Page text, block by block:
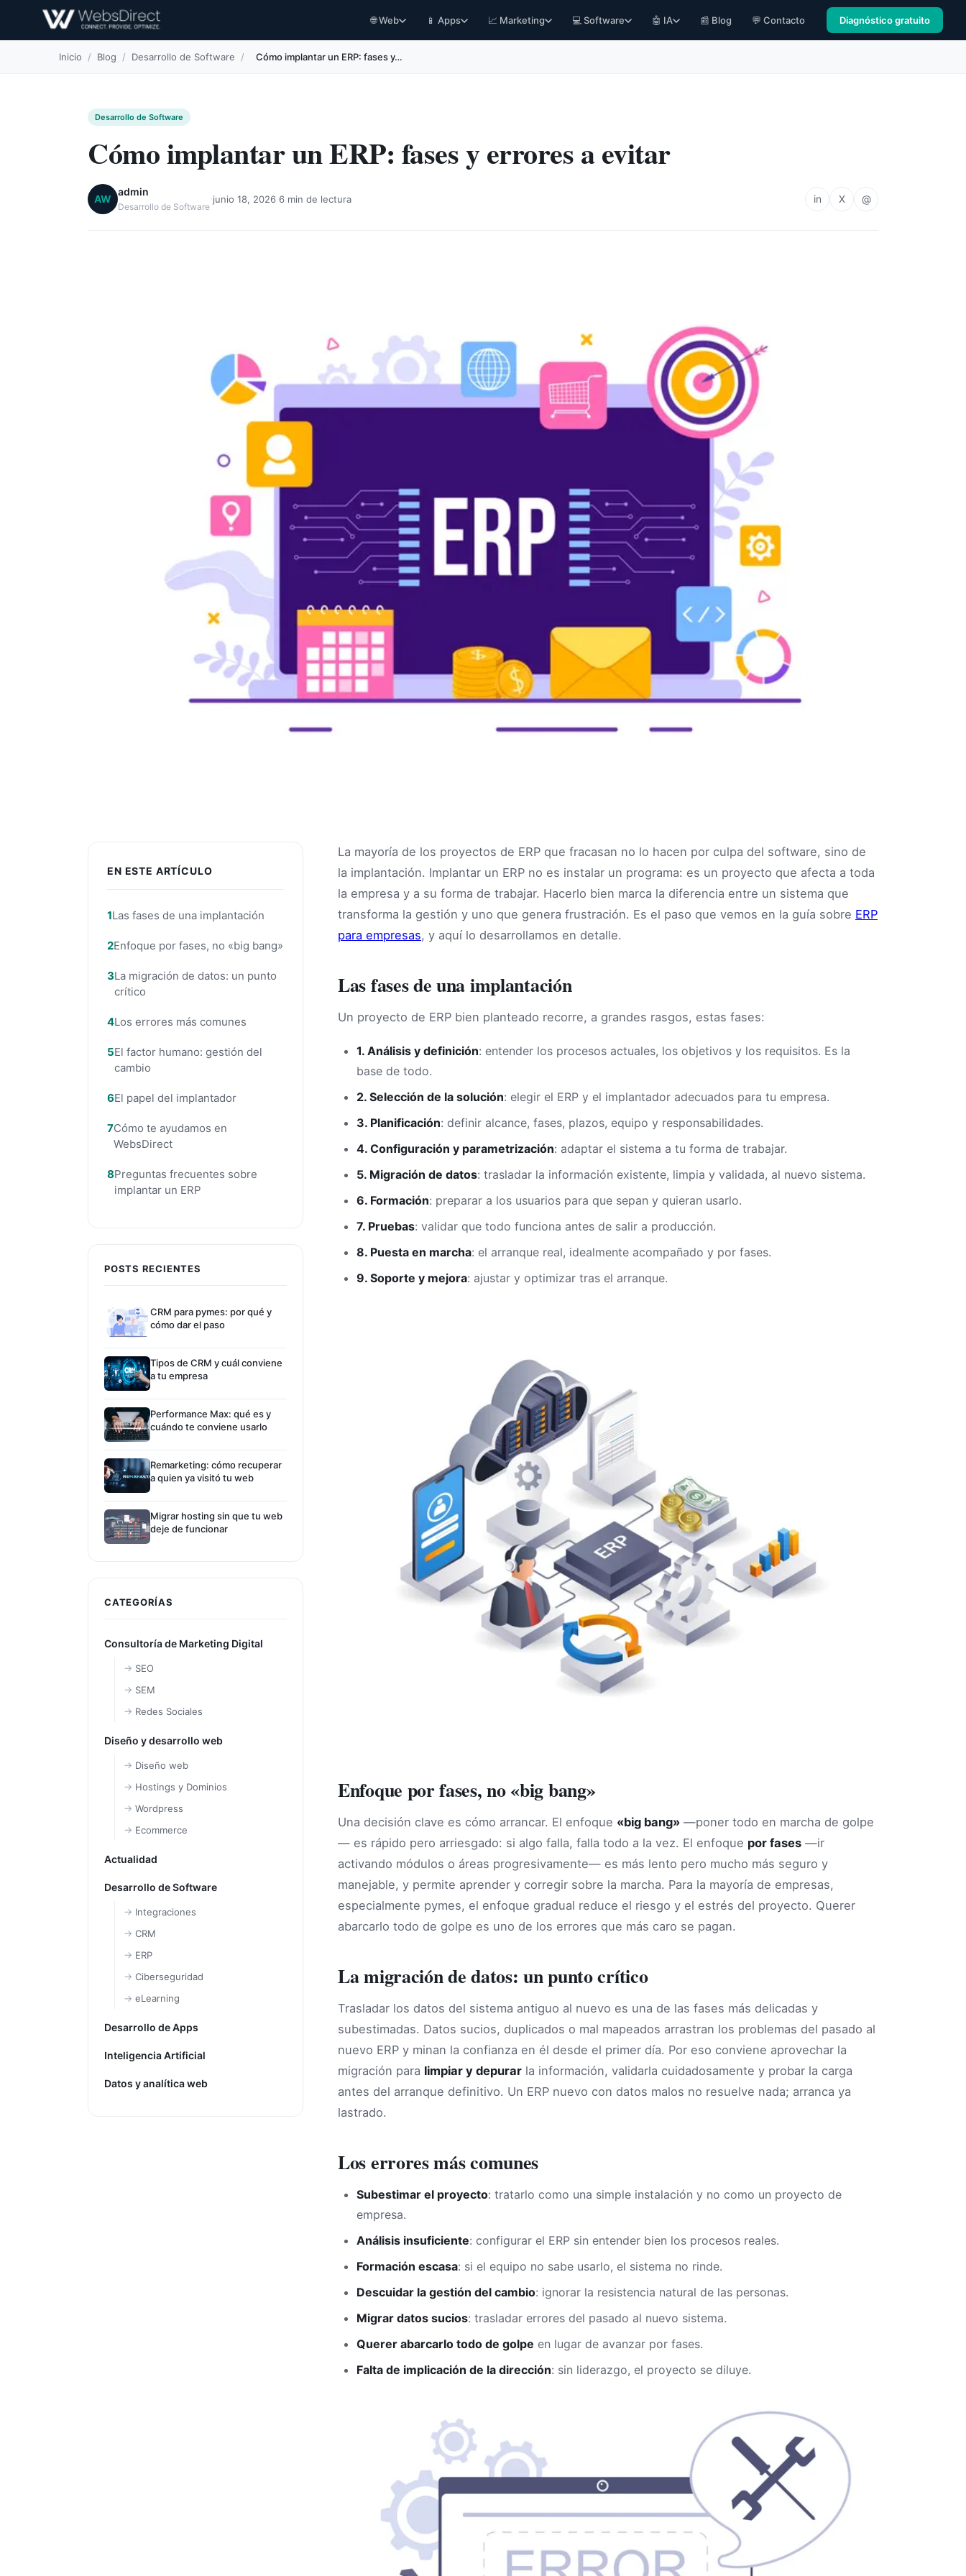
🌐 Web 📱 Apps 📈 Marketing 💻 Software 🤖 IA 📰 Blog 💬 Contacto Diagnóstico gratuito
Inicio / Blog / Desarrollo de Software / Cómo implantar un ERP: fases y…
Desarrollo de Software
Cómo implantar un ERP: fases y errores a evitar
AW
admin
Desarrollo de Software
junio 18, 2026 6 min de lectura in X @
EN ESTE ARTÍCULO
Las fases de una implantación
Enfoque por fases, no «big bang»
La migración de datos: un punto
crítico
Los errores más comunes
El factor humano: gestión del
cambio
El papel del implantador
Cómo te ayudamos en
WebsDirect
Preguntas frecuentes sobre
implantar un ERP
POSTS RECIENTES
CRM para pymes: por qué y
cómo dar el paso
Tipos de CRM y cuál conviene
a tu empresa
Performance Max: qué es y
cuándo te conviene usarlo
Remarketing: cómo recuperar
a quien ya visitó tu web
Migrar hosting sin que tu web
deje de funcionar
CATEGORÍAS
Consultoría de Marketing Digital
SEO
SEM
Redes Sociales
Diseño y desarrollo web
Diseño web
Hostings y Dominios
Wordpress
Ecommerce
Actualidad
Desarrollo de Software
Integraciones
CRM
ERP
Ciberseguridad
eLearning
Desarrollo de Apps
Inteligencia Artificial
Datos y analítica web
La mayoría de los proyectos de ERP que fracasan no lo hacen por culpa del software, sino de
la implantación. Implantar un ERP no es instalar un programa: es un proyecto que afecta a toda
la empresa y a su forma de trabajar. Hacerlo bien marca la diferencia entre un sistema que
transforma la gestión y uno que genera frustración. Es el paso que vemos en la guía sobre ERP
para empresas, y aquí lo desarrollamos en detalle.
Las fases de una implantación
Un proyecto de ERP bien planteado recorre, a grandes rasgos, estas fases:
1. Análisis y definición: entender los procesos actuales, los objetivos y los requisitos. Es la
base de todo.
2. Selección de la solución: elegir el ERP y el implantador adecuados para tu empresa.
3. Planificación: definir alcance, fases, plazos, equipo y responsabilidades.
4. Configuración y parametrización: adaptar el sistema a tu forma de trabajar.
5. Migración de datos: trasladar la información existente, limpia y validada, al nuevo sistema.
6. Formación: preparar a los usuarios para que sepan y quieran usarlo.
7. Pruebas: validar que todo funciona antes de salir a producción.
8. Puesta en marcha: el arranque real, idealmente acompañado y por fases.
9. Soporte y mejora: ajustar y optimizar tras el arranque.
Enfoque por fases, no «big bang»
Una decisión clave es cómo arrancar. El enfoque «big bang» —poner todo en marcha de golpe
— es rápido pero arriesgado: si algo falla, falla todo a la vez. El enfoque por fases —ir
activando módulos o áreas progresivamente— es más lento pero mucho más seguro y
manejable, y permite aprender y corregir sobre la marcha. Para la mayoría de empresas,
especialmente pymes, el enfoque gradual reduce el riesgo y el estrés del proyecto. Querer
abarcarlo todo de golpe es uno de los errores que más caro se pagan.
La migración de datos: un punto crítico
Trasladar los datos del sistema antiguo al nuevo es una de las fases más delicadas y
subestimadas. Datos sucios, duplicados o mal mapeados arrastran los problemas del pasado al
nuevo ERP y minan la confianza en él desde el primer día. Por eso conviene aprovechar la
migración para limpiar y depurar la información, validarla cuidadosamente y probar la carga
antes del arranque definitivo. Un ERP nuevo con datos malos no resuelve nada; arranca ya
lastrado.
Los errores más comunes
Subestimar el proyecto: tratarlo como una simple instalación y no como un proyecto de
empresa.
Análisis insuficiente: configurar el ERP sin entender bien los procesos reales.
Formación escasa: si el equipo no sabe usarlo, el sistema no rinde.
Descuidar la gestión del cambio: ignorar la resistencia natural de las personas.
Migrar datos sucios: trasladar errores del pasado al nuevo sistema.
Querer abarcarlo todo de golpe en lugar de avanzar por fases.
Falta de implicación de la dirección: sin liderazgo, el proyecto se diluye.